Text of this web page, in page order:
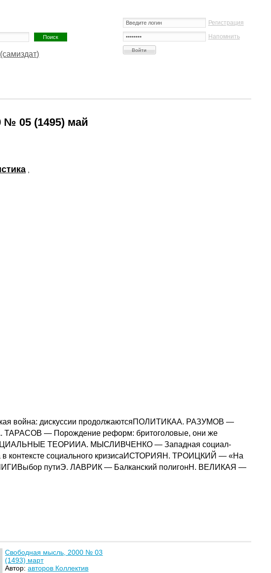
Регистрация
Напомнить
05 (1495) май
война: дискуссии продолжаютсяПОЛИТИКАA. РАЗУМОВ —
— Порождение реформ: бритоголовые, они же
ТЕОРИИА. МЫСЛИВЧЕНКО — Западная социал-
контексте социального кризисаИСТОРИЯН. ТРОИЦКИЙ — «На
путиЭ. ЛАВРИК — Балканский полигонН. ВЕЛИКАЯ —
Свободная мысль, 2000 № 03
(1493) март
Автор:авторов Коллектив